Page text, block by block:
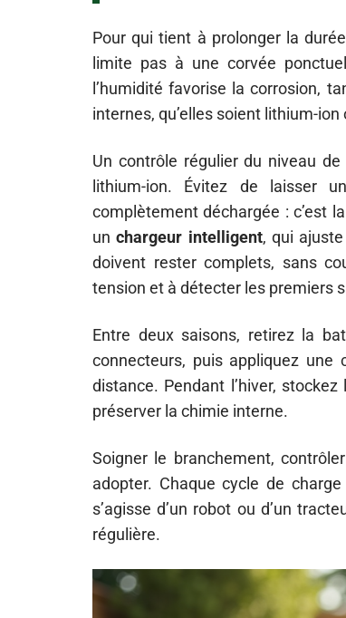
Pour qui tient à prolonger la
limite pas à une corvée
l’humidité favorise la corrosion,
internes, qu’elles soient lithium-ion
Un contrôle régulier du niveau
lithium-ion. Évitez de laisser
complètement déchargée : c’est
unchargeur intelligent, qui
doivent rester complets, sans
tension et à détecter les premiers
Entre deux saisons, retirez la
connecteurs, puis appliquez
distance. Pendant l’hiver,
préserver la chimie interne.
Soigner le branchement,
adopter. Chaque cycle de
s’agisse d’un robot ou d’un
régulière.